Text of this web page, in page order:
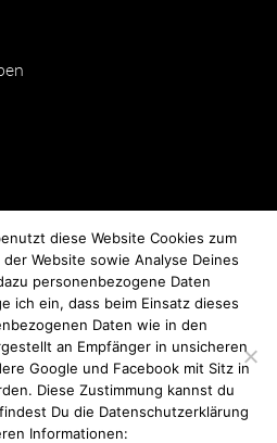
2026. All rights reserved.
diese Website Cookies zum
Website sowie Analyse Deines
personenbezogene Daten
ich ein, dass beim Einsatz dieses
Daten wie in den
an Empfänger in unsicheren
Google und Facebook mit Sitz in
Diese Zustimmung kannst du
Du die Datenschutzerklärung
Informationen: